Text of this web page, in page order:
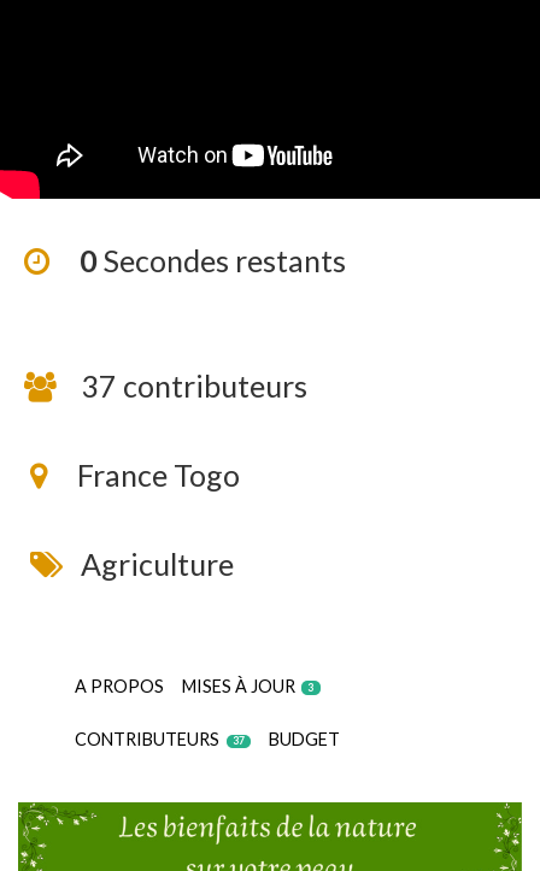
0Secondes restants
37 contributeurs
France Togo
Agriculture
A PROPOS MISES À JOUR 3
CONTRIBUTEURS 37 BUDGET